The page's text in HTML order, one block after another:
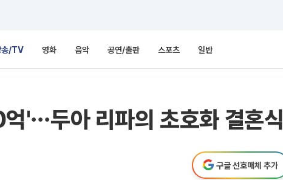
송/TV 영화 음악 공연/출판 스포츠 일반
'⋯두아 리파의 초호화 결혼식
구글 선호매체 추가